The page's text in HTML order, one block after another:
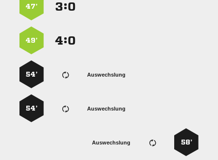
:
47’
:
49’
Auswechslung
54’
Auswechslung
54’
58’
Auswechslung